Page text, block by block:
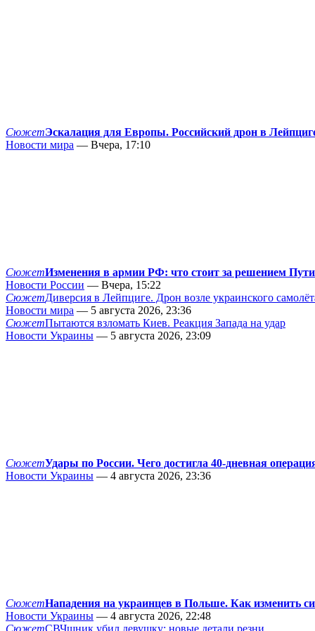
СюжетЭскалация для Европы. Российский дрон в
Новости мира — Вчера, 17:10
СюжетИзменения в армии РФ: что стоит за решением
Новости России — Вчера, 15:22
СюжетДиверсия в Лейпциге. Дрон возле украинского
Новости мира — 5 августа 2026, 23:36
СюжетПытаются взломать Киев. Реакция Запада на удар
Новости Украины — 5 августа 2026, 23:09
СюжетУдары по России. Чего достигла 40-дневная
Новости Украины — 4 августа 2026, 23:36
СюжетНападения на украинцев в Польше. Как изменить
Новости Украины — 4 августа 2026, 22:48